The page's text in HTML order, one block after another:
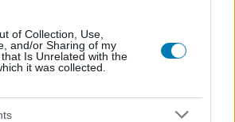
of Collection, Use,
and/or Sharing of my
Is Unrelated with the
it was collected.
Hozzászólások